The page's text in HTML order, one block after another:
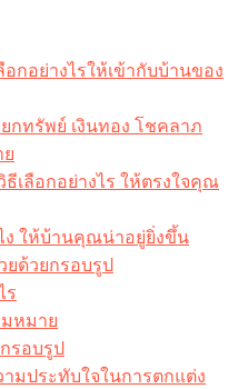
กอย่างไรให้เข้ากับบ้านของ
กทรัพย์ เงินทอง โชคลาภ
เลือกอย่างไร ให้ตรงใจคุณ
ง ให้บ้านคุณน่าอยู่ยิ่งขึ้น
ยด้วยกรอบรูป
ร​
หมาย
รอบรูป
มประทับใจในการตกแต่ง